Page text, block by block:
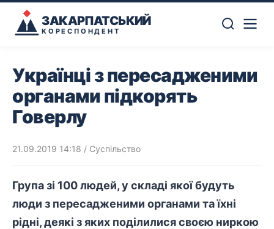
ЗАКАРПАТСЬКИЙ
КОРЕСПОНДЕНТ
Українці з пересадженими
органами підкорять
Говерлу
21.09.2019 14:18 / Суспільство
Група зі 100 людей, у складі якої будуть
люди з пересадженими органами та їхні
рідні, деякі з яких поділилися своєю ниркою